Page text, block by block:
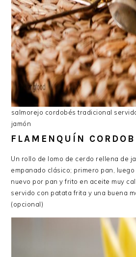
salmorejo cordobés tradicional
jamón
FLAMENQUÍN
Un rollo de lomo de cerdo rellena de
empanado clásico; primero pan,
nuevo por pan y frito en aceite muy
servido con patata frita y una buena
(opcional)